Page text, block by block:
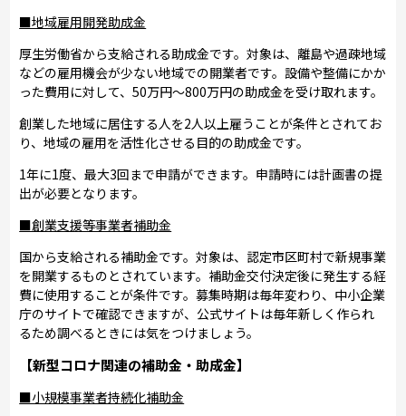
■地域雇用開発助成金
厚生労働省から支給される助成金です。対象は、離島や過疎地域
などの雇用機会が少ない地域での開業者です。設備や整備にかか
った費用に対して、50万円～800万円の助成金を受け取れます。
創業した地域に居住する人を2人以上雇うことが条件とされてお
り、地域の雇用を活性化させる目的の助成金です。
1年に1度、最大3回まで申請ができます。申請時には計画書の提
出が必要となります。
■創業支援等事業者補助金
国から支給される補助金です。対象は、認定市区町村で新規事業
を開業するものとされています。補助金交付決定後に発生する経
費に使用することが条件です。募集時期は毎年変わり、中小企業
庁のサイトで確認できますが、公式サイトは毎年新しく作られ
るため調べるときには気をつけましょう。
【新型コロナ関連の補助金・助成金】
■小規模事業者持続化補助金